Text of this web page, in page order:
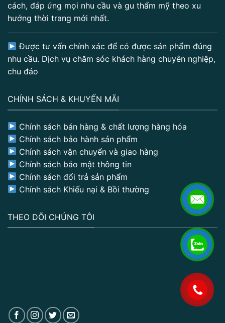
cách, đáp ứng mọi nhu cầu và gu thẩm mỹ theo xu
hướng thời trang mới nhất.
Được tư vấn chính xác để có được sản phẩm đúng
nhu cầu. Dịch vụ chăm sóc khách hàng chuyên nghiệp,
chu đáo
CHÍNH SÁCH & KHUYẾN MÃI
Chính sách bán hàng & chất lượng hàng hóa
Chính sách bảo hành sản phẩm
Chính sách vận chuyển và giao hàng
Chính sách bảo mật thông tin
Chính sách đổi trả sản phẩm
Chính sách Khiếu nại & Bồi thường
THEO DÕI CHÚNG TÔI
.